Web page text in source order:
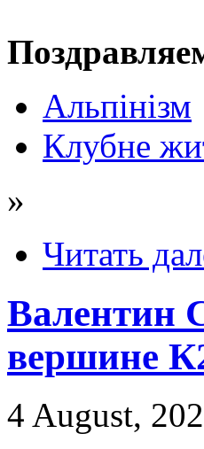
Альпінізм
Клубне
»
Читать
Валентин
вершине
4 August,